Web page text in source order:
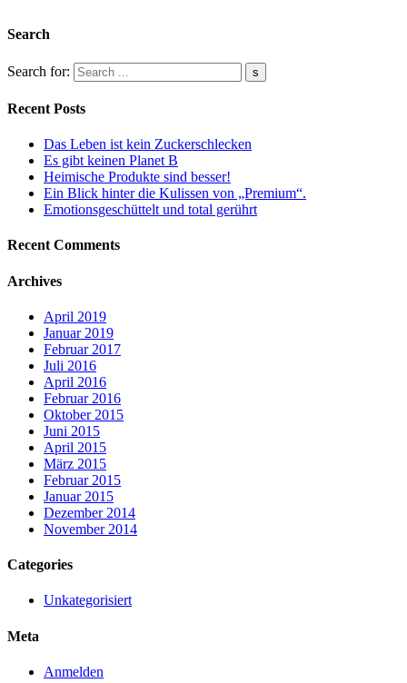
Search
Search for:
Recent Posts
Das Leben ist kein Zuckerschlecken
Es gibt keinen Planet B
Heimische Produkte sind besser!
Ein Blick hinter die Kulissen von „Premium“.
Emotionsgeschüttelt und total gerührt
Recent Comments
Archives
April 2019
Januar 2019
Februar 2017
Juli 2016
April 2016
Februar 2016
Oktober 2015
Juni 2015
April 2015
März 2015
Februar 2015
Januar 2015
Dezember 2014
November 2014
Categories
Unkategorisiert
Meta
Anmelden